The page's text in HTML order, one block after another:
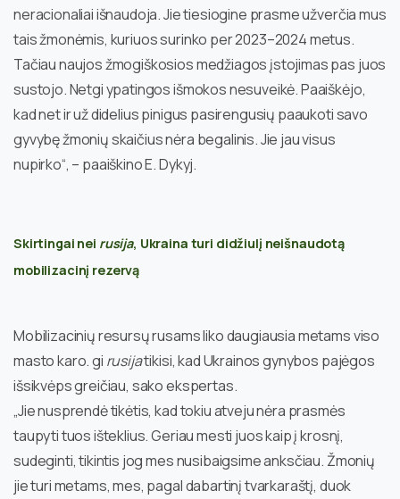
neracionaliai išnaudoja. Jie tiesiogine prasme užverčia mus
tais žmonėmis, kuriuos surinko per 2023–2024 metus.
Tačiau naujos žmogiškosios medžiagos įstojimas pas juos
sustojo. Netgi ypatingos išmokos nesuveikė. Paaiškėjo,
kad net ir už didelius pinigus pasirengusių paaukoti savo
gyvybę žmonių skaičius nėra begalinis. Jie jau visus
nupirko“, – paaiškino E. Dykyj.
Skirtingai nei rusija, Ukraina turi didžiulį neišnaudotą
mobilizacinį rezervą
Mobilizacinių resursų rusams liko daugiausia metams viso
masto karo. gi rusijatikisi, kad Ukrainos gynybos pajėgos
išsikvėps greičiau, sako ekspertas.
„Jie nusprendė tikėtis, kad tokiu atveju nėra prasmės
taupyti tuos išteklius. Geriau mesti juos kaip į krosnį,
sudeginti, tikintis jog mes nusibaigsime anksčiau. Žmonių
jie turi metams, mes, pagal dabartinį tvarkaraštį, duok